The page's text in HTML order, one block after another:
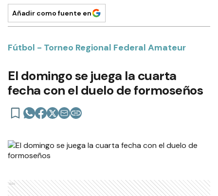
Añadir como fuente en
Fútbol - Torneo Regional Federal Amateur
El domingo se juega la cuarta
fecha con el duelo de formoseños
Ads